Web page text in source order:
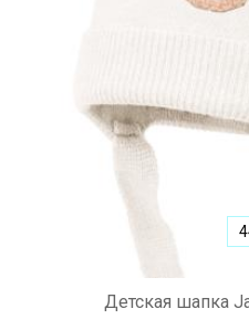
Детская шапка